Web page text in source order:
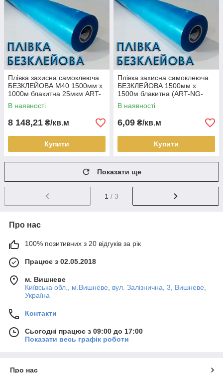
Плівка захисна самоклеюча
БЕЗКЛЕЙОВА М40 1500мм х
1000м блакитна 25мкм ART-
NG-M40-LBL помірна
клейкість, рулон
В наявності
8 148,21 ₴/кв.м
Купити
Плівка захисна самоклеюча
БЕЗКЛЕЙОВА 1500мм х
1500м блакитна (ART-NG-
Н50-LBL (HIGH50-13))
інтенсивна клейкість, кв.м
В наявності
6,09 ₴/кв.м
Купити
Показати ще
1 / 3
Про нас
100% позитивних з 20 відгуків за рік
Працює з 02.05.2018
м. Вишневе
Київська обл., м.Вишневе, вул. Залізнична, 3, Вишневе,
Україна
Контакти
Сьогодні працює з 09:00 до 17:00
Показати весь графік роботи
Про нас